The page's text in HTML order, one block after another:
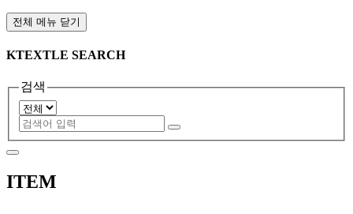
전체 메뉴 닫기
KTEXTLE SEARCH
검색
ITEM